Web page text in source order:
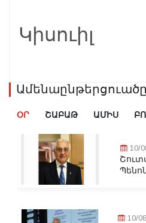
Կիսուիլ
Ամենաընթերցուածը
ՕՐ ՇԱԲԱԹ ԱՄԻՍ
10/
10/